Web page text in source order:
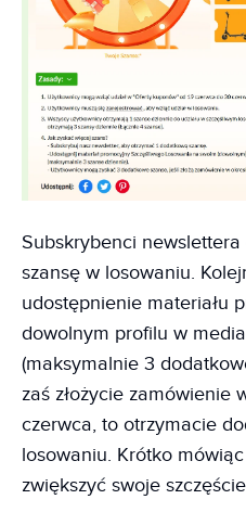
Subskrybenci
szansę w losowaniu.
udostępnienie materiału
dowolnym profilu w
(maksymalnie 3
zaś złożycie zamówienie
czerwca, to otrzymacie
losowaniu. Krótko
zwiększyć swoje